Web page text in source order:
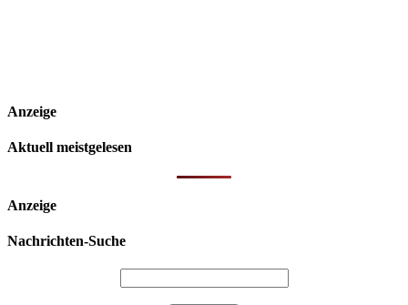
Anzeige
Aktuell meistgelesen
Anzeige
Nachrichten-Suche